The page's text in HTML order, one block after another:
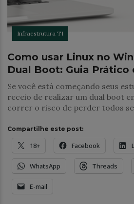
Infraestrutura TI
Como usar Linux no
Dual Boot: Guia Prático
Se você está começando seus
receio de realizar um dual boot
correr o risco de perder todos
Compartilhe este post:
18+ Facebook
WhatsApp Threads
E-mail